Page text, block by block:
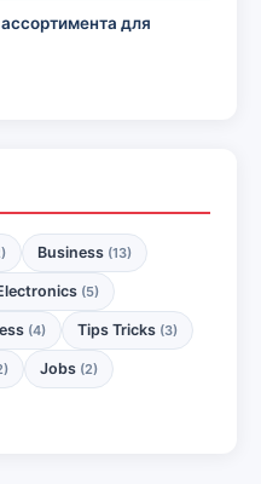
для
Business (13)
(5)
(4) Tips Tricks (3)
Jobs (2)